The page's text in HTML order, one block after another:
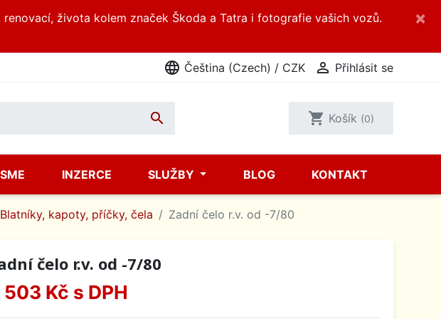
života kolem značek Škoda a Tatra i fotografie vašich vozů.
×
language Čeština (Czech) / CZK  Přihlásit se
 shopping_cart Košík (0)
INZERCE SLUŽBY BLOG KONTAKT
Blatníky, kapoty, příčky, čela Zadní čelo r.v. od -7/80
čelo r.v. od -7/80
503 Kč s DPH